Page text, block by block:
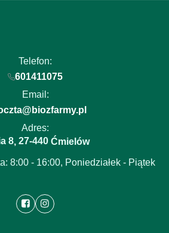
Telefon:
601411075
Email:
Adres:
8, 27-440Ćmielów
8:00 - 16:00, Poniedziałek - Piątek